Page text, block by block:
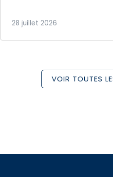
28 juillet 2026
VOIR TOUTES